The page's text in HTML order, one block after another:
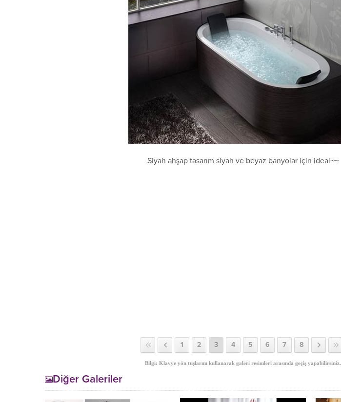
Siyah ahşap tasarım siyah ve beyaz banyolar için ideal~~
1 2 3 4 5 6 7 8
Bilgi: Klavye yön tuşlarını kullanarak galeri resimleri arasında geçiş yapabilirsiniz.
Diğer Galeriler